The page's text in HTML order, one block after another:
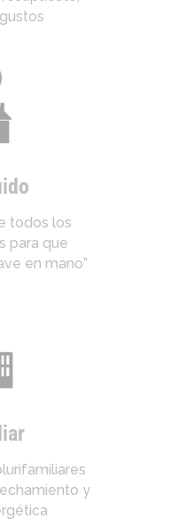
todos los
para que
en mano”
y